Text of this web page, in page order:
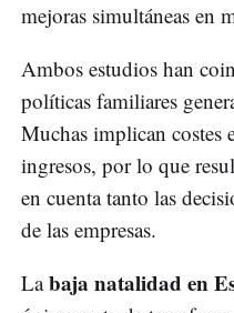
mejoras simultáneas en
Ambos estudios han
políticas familiares
Muchas implican costes
ingresos, por lo que
en cuenta tanto las
de las empresas.
Labaja natalidad en